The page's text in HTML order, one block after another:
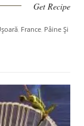
Get Recipe
, France, Pâine Și